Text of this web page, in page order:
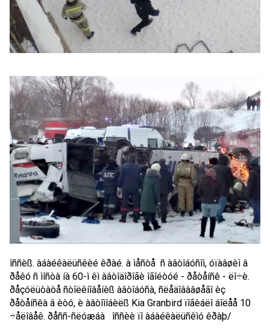
îññèß. àáàéêàëüñêèé êðàé. à ìåñòå  ñ àâòîáóñîì, óïàâøèì â
ðåêó ñ ìîñòà íà 60-ì êì àâòîäîðîãè îãîéòóé - ðåòåíñê - ëî÷è. 
ðåçóëüòàòå ñòîëêíîâåíèß àâòîáóñà, ñëåäîâàâøåãî èç
ðåòåíñêà â èòó, è àâòîìîáèëß Kia Granbird ïîãèáëî áîëåå 10
÷åëîâåê. ðåññ-ñëóæáà   îññèè ïî àáàéêàëüñêìó êðàþ/